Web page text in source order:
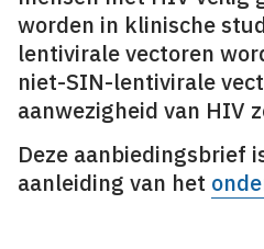
worden in klinische
lentivirale vectoren
niet-SIN-lentivirale
aanwezigheid van HIV
Deze aanbiedingsbrief
aanleiding van het